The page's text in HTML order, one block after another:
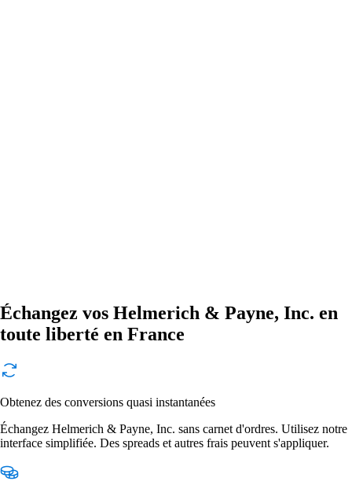
Échangez vos Helmerich & Payne, Inc. en
toute liberté en France
Obtenez des conversions quasi instantanées
Échangez Helmerich & Payne, Inc. sans carnet d'ordres. Utilisez notre
interface simplifiée. Des spreads et autres frais peuvent s'appliquer.